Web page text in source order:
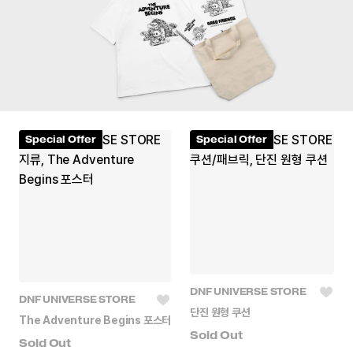
Special Offer
DNF UNIVERSE STORE
The Adventure Begins 포스터
Special Offer
DNF UNIVERSE STORE
단진 원형 쿠션